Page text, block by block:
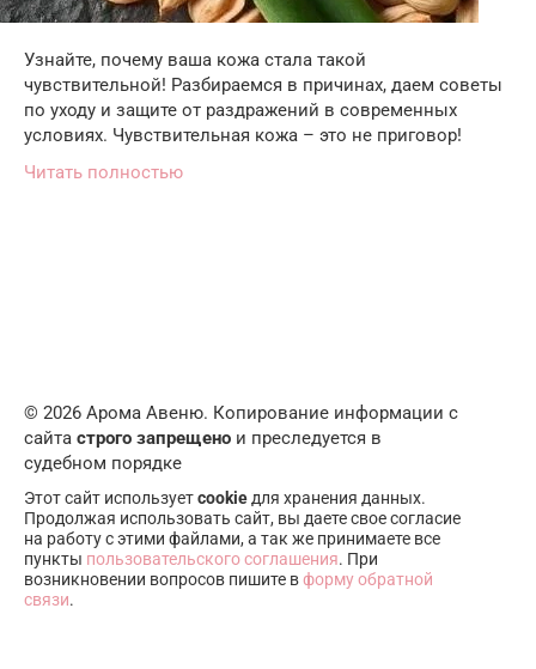
Узнайте, почему ваша кожа стала такой
чувствительной! Разбираемся в причинах, даем советы
по уходу и защите от раздражений в современных
условиях. Чувствительная кожа – это не приговор!
Читать полностью
© 2026 Арома Авеню. Копирование информации с
сайта строго запрещено и преследуется в
судебном порядке
Этот сайт используетcookie для хранения данных.
Продолжая использовать сайт, вы даете свое согласие
на работу с этими файлами, а так же принимаете все
пункты пользовательского соглашения. При
возникновении вопросов пишите вформу обратной
связи.